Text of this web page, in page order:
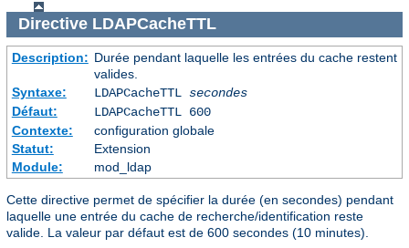
Directive LDAPCacheTTL
Description: Durée pendant laquelle les entrées du cache restent
valides.
Syntaxe:
LDAPCacheTTL secondes
Défaut:
LDAPCacheTTL 600
Contexte:
configuration globale
Statut:
Extension
Module:
mod_ldap
Cette directive permet de spécifier la durée (en secondes) pendant
laquelle une entrée du cache de recherche/identification reste
valide. La valeur par défaut est de 600 secondes (10 minutes).